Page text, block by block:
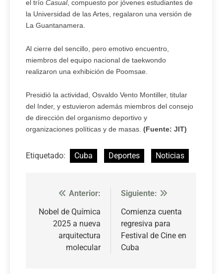
el trío Casual, compuesto por jóvenes estudiantes de
la Universidad de las Artes, regalaron una versión de
La Guantanamera.
Al cierre del sencillo, pero emotivo encuentro,
miembros del equipo nacional de taekwondo
realizaron una exhibición de Poomsae.
Presidió la actividad, Osvaldo Vento Montiller, titular
del Inder, y estuvieron además miembros del consejo
de dirección del organismo deportivo y
organizaciones políticas y de masas. (Fuente: JIT)
Etiquetado: Cuba Deportes Noticias
Navegación
de
entradas
Anterior:
Nobel de Química
2025 a nueva
arquitectura
molecular
Siguiente:
Comienza cuenta
regresiva para
Festival de Cine en
Cuba